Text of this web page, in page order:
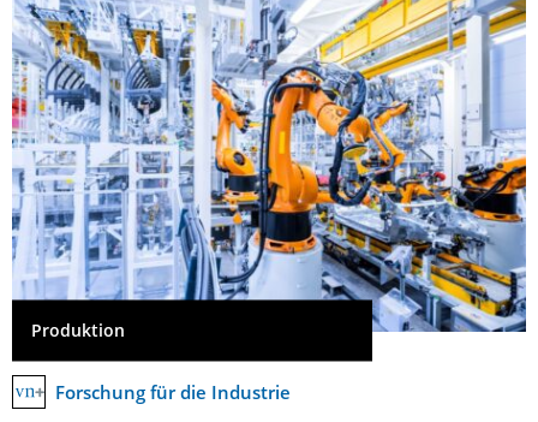
Produktion
Forschung für die Industrie